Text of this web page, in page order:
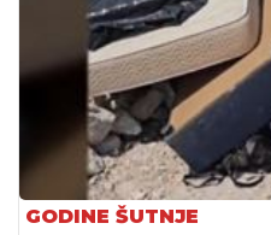
GODINE ŠUTNJE